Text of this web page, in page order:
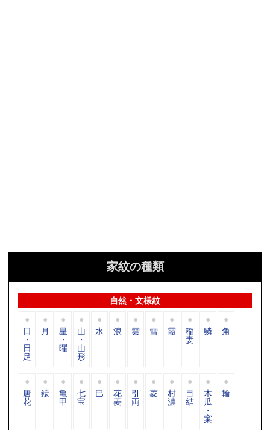
家紋の種類
自然・文様紋
日
・
日
足
月 星
・
曜
山
・
山
形
水 浪 雲 雪 霞 稲
妻
鱗 角
唐
花
鐶 亀
甲
七
宝
巴 花
菱
引
両
菱 村
濃
目
結
木
瓜
・
窠
輪